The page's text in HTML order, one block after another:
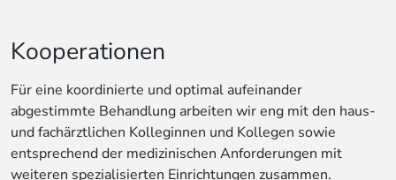
Kooperationen
Für eine koordinierte und optimal aufeinander
abgestimmte Behandlung arbeiten wir eng mit den haus-
und fachärztlichen Kolleginnen und Kollegen sowie
entsprechend der medizinischen Anforderungen mit
weiteren spezialisierten Einrichtungen zusammen.